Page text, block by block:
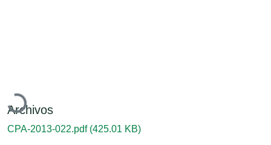
Cargando...
Archivos
CPA-2013-022.pdf (425.01 KB)